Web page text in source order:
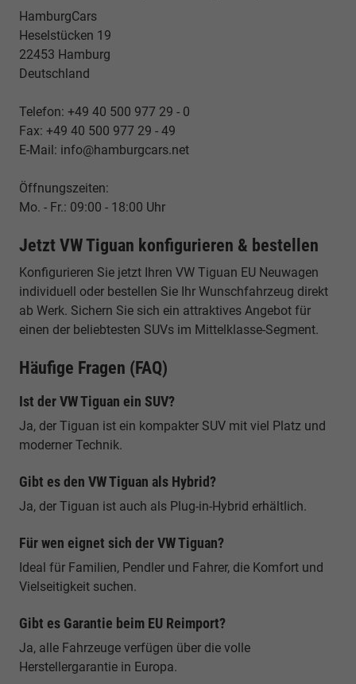
HamburgCars
Heselstücken 19
22453 Hamburg
Deutschland
Telefon: +49 40 500 977 29 - 0
Fax: +49 40 500 977 29 - 49
E-Mail: info@hamburgcars.net
Öffnungszeiten:
Mo. - Fr.: 09:00 - 18:00 Uhr
Jetzt VW Tiguan konfigurieren & bestellen
Konfigurieren Sie jetzt Ihren VW Tiguan EU Neuwagen
individuell oder bestellen Sie Ihr Wunschfahrzeug direkt
ab Werk. Sichern Sie sich ein attraktives Angebot für
einen der beliebtesten SUVs im Mittelklasse-Segment.
Häufige Fragen (FAQ)
Ist der VW Tiguan ein SUV?
Ja, der Tiguan ist ein kompakter SUV mit viel Platz und
moderner Technik.
Gibt es den VW Tiguan als Hybrid?
Ja, der Tiguan ist auch als Plug-in-Hybrid erhältlich.
Für wen eignet sich der VW Tiguan?
Ideal für Familien, Pendler und Fahrer, die Komfort und
Vielseitigkeit suchen.
Gibt es Garantie beim EU Reimport?
Ja, alle Fahrzeuge verfügen über die volle
Herstellergarantie in Europa.